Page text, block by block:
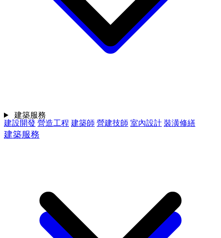
建設開發 營造工程 建築師 營建技師 室內設計 裝潢修繕
建築服務
建築服務